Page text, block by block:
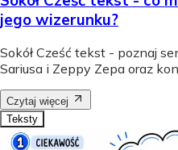
jego wizerunku?
Sokół Cześć tekst - poznaj
Sariusa i Zeppy Zepa oraz
Czytaj więcej
Teksty